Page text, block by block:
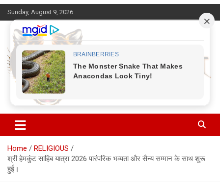
Skip
to
content
Sunday, August 9, 2026
Corbett Halchal (कॉर्बेट हलचल)
Home
RELIGIOUS
श्री हेमकुंट साहिब यात्रा 2026 पारंपरिक भव्यता और सैन्य सम्मान के साथ शुरू
हुई।